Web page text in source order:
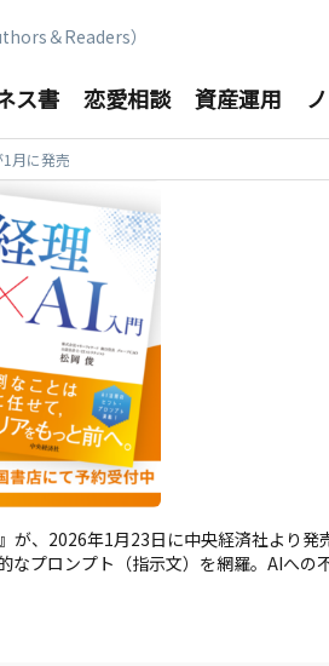
＆Readers）
ス書 恋愛相談 資産運用
月に発売
が、2026年1月23日に中央経済社より発
なプロンプト（指示文）を網羅。AIへの